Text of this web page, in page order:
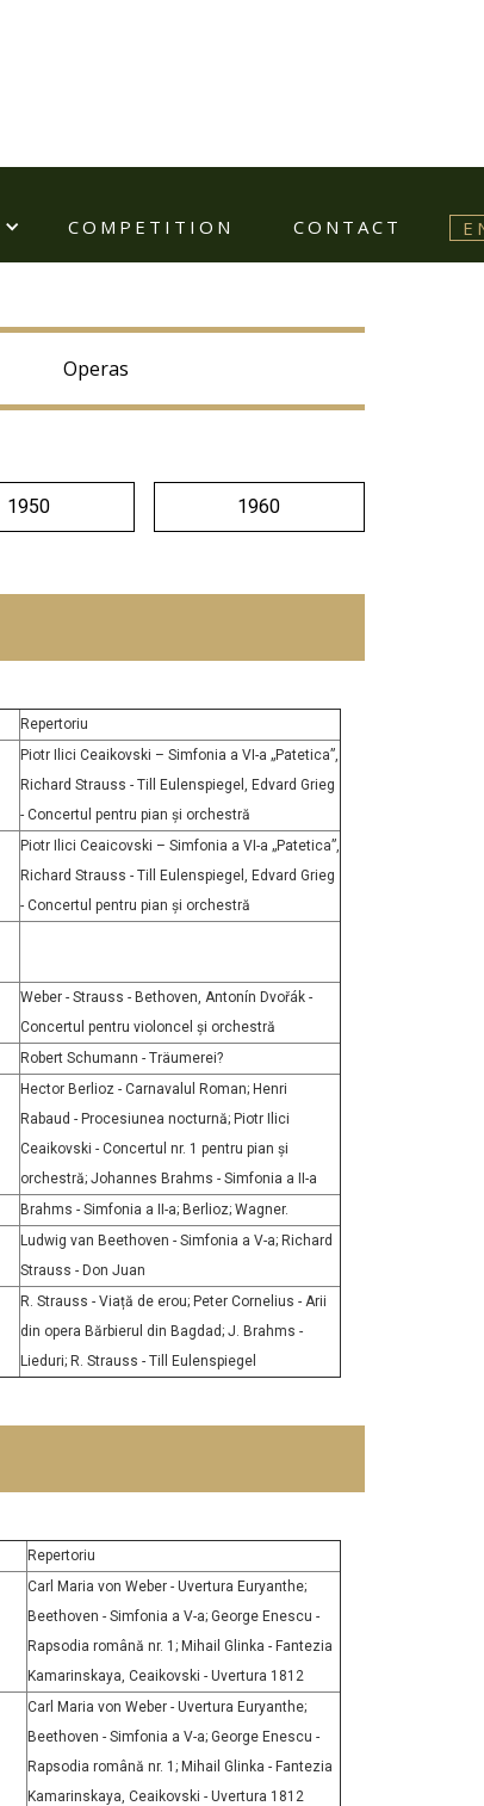
COMPETITION CONTACT
creating unforgettable
Operas
1950 1960
Repertoriu
Piotr Ilici Ceaikovski – Simfonia a VI-a „Patetica”,
Richard Strauss - Till Eulenspiegel, Edvard Grieg
- Concertul pentru pian și orchestră
Piotr Ilici Ceaicovski – Simfonia a VI-a „Patetica”,
Richard Strauss - Till Eulenspiegel, Edvard Grieg
- Concertul pentru pian și orchestră
Weber - Strauss - Bethoven, Antonín Dvořák -
Concertul pentru violoncel și orchestră
Robert Schumann - Träumerei?
Hector Berlioz - Carnavalul Roman; Henri
Rabaud - Procesiunea nocturnă; Piotr Ilici
Ceaikovski - Concertul nr. 1 pentru pian și
orchestră; Johannes Brahms - Simfonia a II-a
Brahms - Simfonia a II-a; Berlioz; Wagner.
Ludwig van Beethoven - Simfonia a V-a; Richard
Strauss - Don Juan
R. Strauss - Viață de erou; Peter Cornelius - Arii
din opera Bărbierul din Bagdad; J. Brahms -
Lieduri; R. Strauss - Till Eulenspiegel
Repertoriu
Carl Maria von Weber - Uvertura Euryanthe;
Beethoven - Simfonia a V-a; George Enescu -
Rapsodia română nr. 1; Mihail Glinka - Fantezia
Kamarinskaya, Ceaikovski - Uvertura 1812
Carl Maria von Weber - Uvertura Euryanthe;
Beethoven - Simfonia a V-a; George Enescu -
Rapsodia română nr. 1; Mihail Glinka - Fantezia
Kamarinskaya, Ceaikovski - Uvertura 1812